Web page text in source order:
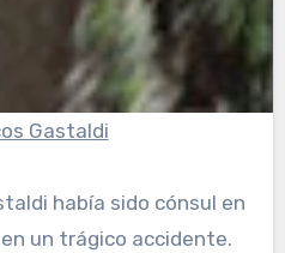
Gastaldi
había sido cónsul en
un trágico accidente.